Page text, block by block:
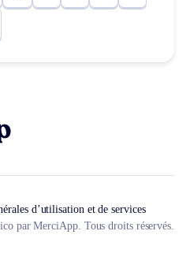
d’utilisation et de services
par MerciApp. Tous droits réservés.